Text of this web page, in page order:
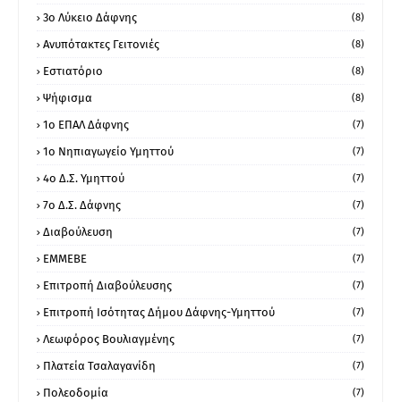
3ο Λύκειο Δάφνης (8)
Ανυπότακτες Γειτονιές (8)
Εστιατόριο (8)
Ψήφισμα (8)
1ο ΕΠΑΛ Δάφνης (7)
1ο Νηπιαγωγείο Υμηττού (7)
4ο Δ.Σ. Υμηττού (7)
7ο Δ.Σ. Δάφνης (7)
Διαβούλευση (7)
ΕΜΜΕΒΕ (7)
Επιτροπή Διαβούλευσης (7)
Επιτροπή Ισότητας Δήμου Δάφνης-Υμηττού (7)
Λεωφόρος Βουλιαγμένης (7)
Πλατεία Τσαλαγανίδη (7)
Πολεοδομία (7)